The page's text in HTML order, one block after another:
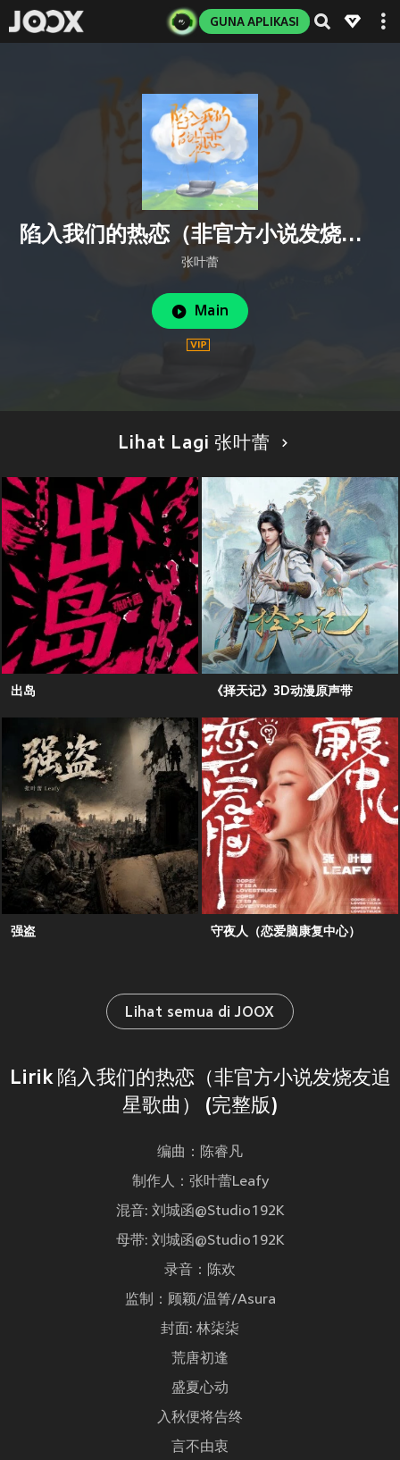
GUNA APLIKASI
陷入我们的热恋（非官方小说发烧友追星歌曲） (完整版)
张叶蕾
Main
Lihat Lagi 张叶蕾
出岛 《择天记》3D动漫原声带
强盗 守夜人（恋爱脑康复中心）
Lihat semua di JOOX
Lirik 陷入我们的热恋（非官方小说发烧友追
星歌曲） (完整版)
编曲：陈睿凡
制作人：张叶蕾Leafy
混音: 刘城函@Studio192K
母带: 刘城函@Studio192K
录音：陈欢
监制：顾颖/温箐/Asura
封面: 林柒柒
荒唐初逢
盛夏心动
入秋便将告终
言不由衷